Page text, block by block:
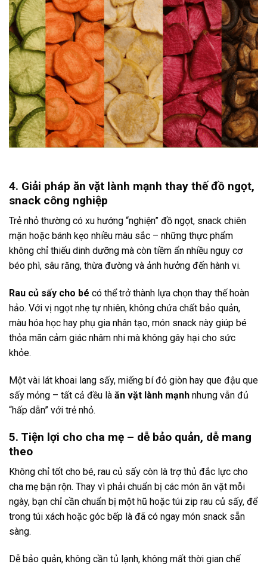
4. Giải pháp ăn vặt lành mạnh thay thế đồ ngọt,
snack công nghiệp
Trẻ nhỏ thường có xu hướng “nghiện” đồ ngọt, snack chiên
mặn hoặc bánh kẹo nhiều màu sắc – những thực phẩm
không chỉ thiếu dinh dưỡng mà còn tiềm ẩn nhiều nguy cơ
béo phì, sâu răng, thừa đường và ảnh hưởng đến hành vi.
Rau củ sấy cho bé có thể trở thành lựa chọn thay thế hoàn
hảo. Với vị ngọt nhẹ tự nhiên, không chứa chất bảo quản,
màu hóa học hay phụ gia nhân tạo, món snack này giúp bé
thỏa mãn cảm giác nhâm nhi mà không gây hại cho sức
khỏe.
Một vài lát khoai lang sấy, miếng bí đỏ giòn hay que đậu que
sấy mỏng – tất cả đều là ăn vặt lành mạnh nhưng vẫn đủ
“hấp dẫn” với trẻ nhỏ.
5. Tiện lợi cho cha mẹ – dễ bảo quản, dễ mang
theo
Không chỉ tốt cho bé, rau củ sấy còn là trợ thủ đắc lực cho
cha mẹ bận rộn. Thay vì phải chuẩn bị các món ăn vặt mỗi
ngày, bạn chỉ cần chuẩn bị một hũ hoặc túi zip rau củ sấy, để
trong túi xách hoặc góc bếp là đã có ngay món snack sẵn
sàng.
Dễ bảo quản, không cần tủ lạnh, không mất thời gian chế